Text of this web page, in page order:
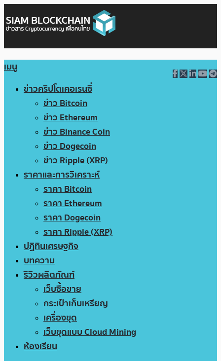
เมนู
ข่าวคริปโตเคอเรนซี่
ข่าว Bitcoin
ข่าว Ethereum
ข่าว Binance Coin
ข่าว Dogecoin
ข่าว Ripple (XRP)
ราคาและการวิเคราะห์
ราคา Bitcoin
ราคา Ethereum
ราคา Dogecoin
ราคา Ripple (XRP)
ปฏิทินเศรษฐกิจ
บทความ
รีวิวผลิตภัณฑ์
เว็บซื้อขาย
กระเป๋าเก็บเหรียญ
เครื่องขุด
เว็บขุดแบบ Cloud Mining
ห้องเรียน